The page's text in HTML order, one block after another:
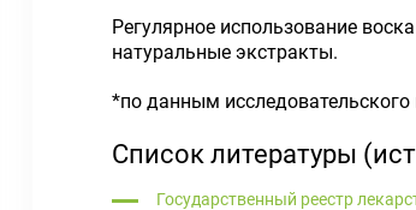
Регулярное использование
натуральные экстракты.
*по данным исследовательского
Список литературы
Государственный реестр